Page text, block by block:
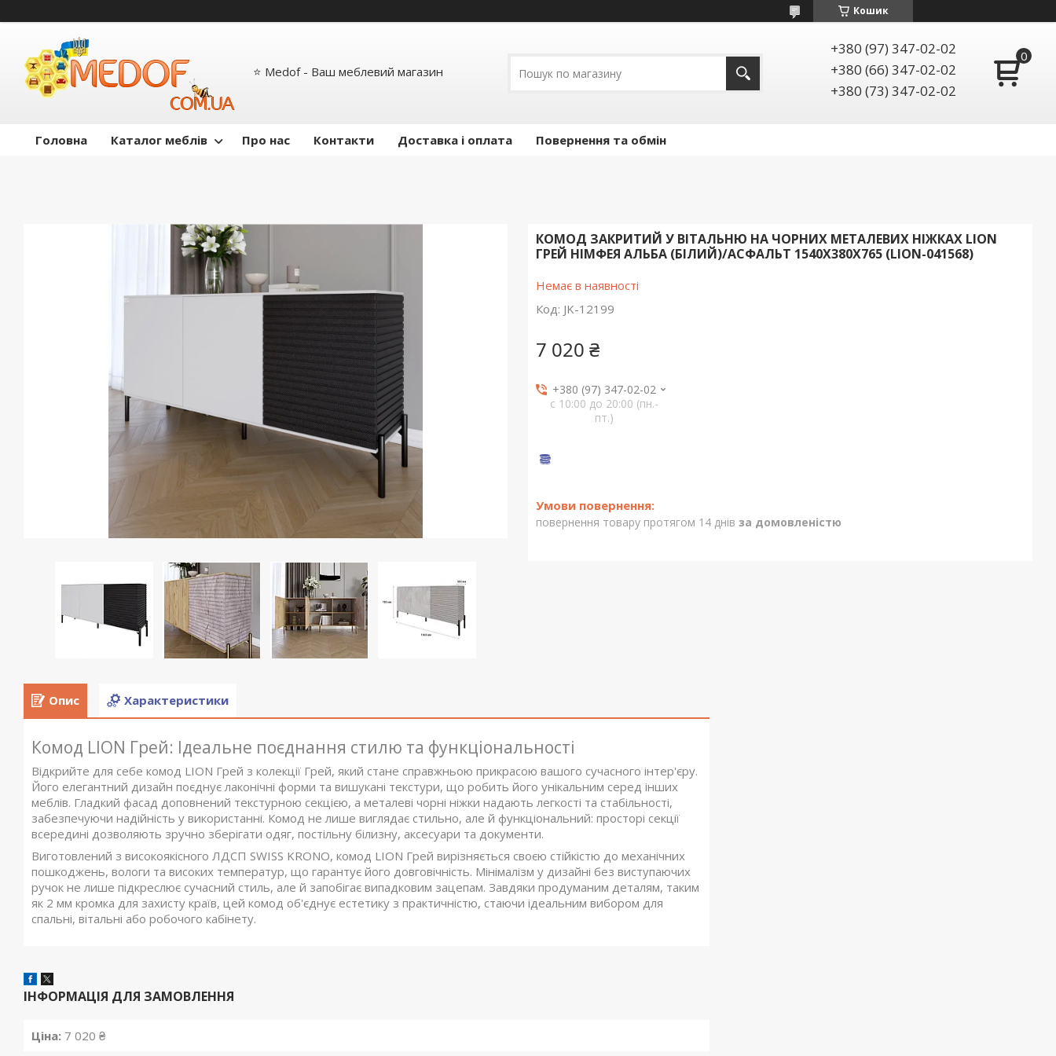
Кошик
⭐ Medof - Ваш меблевий магазин
+380 (97) 347-02-02
+380 (66) 347-02-02
+380 (73) 347-02-02
Головна Каталог меблів Про нас Контакти Доставка і оплата Повернення та обмін
КОМОД ЗАКРИТИЙ У ВІТАЛЬНЮ НА ЧОРНИХ МЕТАЛЕВИХ НІЖКАХ LION
ГРЕЙ НІМФЕЯ АЛЬБА (БІЛИЙ)/АСФАЛЬТ 1540X380X765 (LION-041568)
Немає в наявності
Код: JK-12199
7 020 ₴
+380 (97) 347-02-02
с 10:00 до 20:00 (пн.-
пт.)
повернення товару протягом 14 днів за домовленістю
Опис Характеристики
Комод LION Грей: Ідеальне поєднання стилю та функціональності
Відкрийте для себе комод LION Грей з колекції Грей, який стане справжньою прикрасою вашого сучасного інтер'єру.
Його елегантний дизайн поєднує лаконічні форми та вишукані текстури, що робить його унікальним серед інших
меблів. Гладкий фасад доповнений текстурною секцією, а металеві чорні ніжки надають легкості та стабільності,
забезпечуючи надійність у використанні. Комод не лише виглядає стильно, але й функціональний: просторі секції
всередині дозволяють зручно зберігати одяг, постільну білизну, аксесуари та документи.
Виготовлений з високоякісного ЛДСП SWISS KRONO, комод LION Грей вирізняється своєю стійкістю до механічних
пошкоджень, вологи та високих температур, що гарантує його довговічність. Мінімалізм у дизайні без виступаючих
ручок не лише підкреслює сучасний стиль, але й запобігає випадковим зацепам. Завдяки продуманим деталям, таким
як 2 мм кромка для захисту країв, цей комод об'єднує естетику з практичністю, стаючи ідеальним вибором для
спальні, вітальні або робочого кабінету.
ІНФОРМАЦІЯ ДЛЯ ЗАМОВЛЕННЯ
Ціна: 7 020 ₴